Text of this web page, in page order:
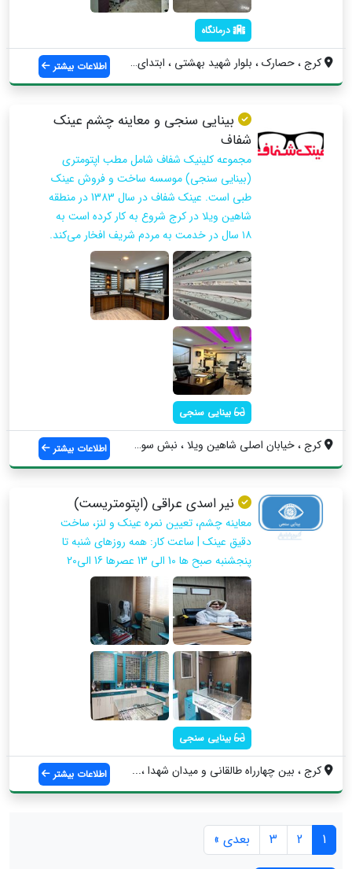
درمانگاه
کرج ، حصارک ، بلوار شهید بهشتی ، ابتدای ... اطلاعات بیشتر
بینایی سنجی و معاینه چشم عینک
شفاف
مجموعه کلینیک شفاف شامل مطب اپتومتری
(بینایی سنجی) موسسه ساخت و فروش عینک
طبی است. عینک شفاف در سال 1383 در منطقه
شاهین ویلا در کرج شروع به کار کرده است به
۱۸ سال در خدمت به مردم شریف افخار می‌کند.
بینایی سنجی
کرج ، خیابان اصلی شاهین ویلا ، نبش سوم ش... اطلاعات بیشتر
نیر اسدی عراقی (اپتومتریست)
معاینه چشم، تعیین نمره عینک و لنز، ساخت
دقیق عینک | ساعت کار: همه روزهای شنبه تا
پنجشنبه صبح ها 10 الی 13 عصرها 16 الی20
بینایی سنجی
کرج ، بین چهارراه طالقانی و میدان شهدا ،... اطلاعات بیشتر
1
2
3 بعدی »